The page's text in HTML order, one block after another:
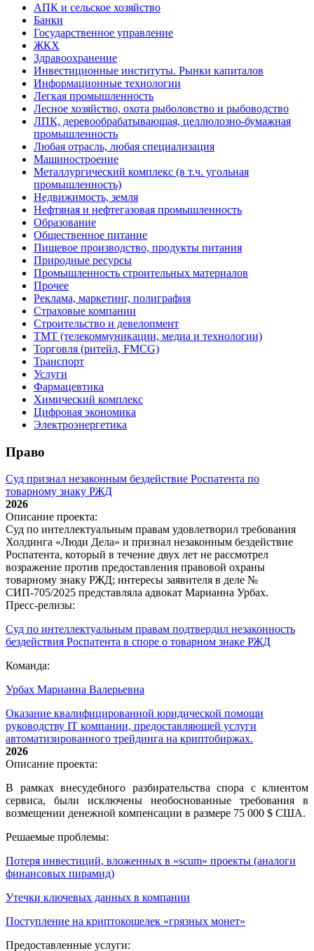
АПК и сельское хозяйство
Банки
Государственное управление
ЖКХ
Здравоохранение
Инвестиционные институты. Рынки капиталов
Информационные технологии
Легкая промышленность
Лесное хозяйство, охота рыболовство и рыбоводство
ЛПК, деревообрабатывающая, целлюлозно-бумажная
промышленность
Любая отрасль, любая специализация
Машиностроение
Металлургический комплекс (в т.ч. угольная
промышленность)
Недвижимость, земля
Нефтяная и нефтегазовая промышленность
Образование
Общественное питание
Пищевое производство, продукты питания
Природные ресурсы
Промышленность строительных материалов
Прочее
Реклама, маркетинг, полиграфия
Страховые компании
Строительство и девелопмент
ТМТ (телекоммуникации, медиа и технологии)
Торговля (ритейл, FMCG)
Транспорт
Услуги
Фармацевтика
Химический комплекс
Цифровая экономика
Электроэнергетика
Право
Суд признал незаконным бездействие Роспатента по
товарному знаку РЖД
2026
Описание проекта:
Суд по интеллектуальным правам удовлетворил требования
Холдинга «Люди Дела» и признал незаконным бездействие
Роспатента, который в течение двух лет не рассмотрел
возражение против предоставления правовой охраны
товарному знаку РЖД; интересы заявителя в деле №
СИП‑705/2025 представляла адвокат Марианна Урбах.
Пресс-релизы:
Суд по интеллектуальным правам подтвердил незаконность
бездействия Роспатента в споре о товарном знаке РЖД
Команда:
Урбах Марианна Валерьевна
Оказание квалифицированной юридической помощи
руководству IT компании, предоставляющей услуги
автоматизированного трейдинга на криптобиржах.
2026
Описание проекта:
В рамках внесудебного разбирательства спора с клиентом
сервиса, были исключены необоснованные требования в
возмещении денежной компенсации в размере 75 000 $ США.
Решаемые проблемы:
Потеря инвестиций, вложенных в «scum» проекты (аналоги
финансовых пирамид)
Утечки ключевых данных в компании
Поступление на криптокошелек «грязных монет»
Предоставленные услуги: